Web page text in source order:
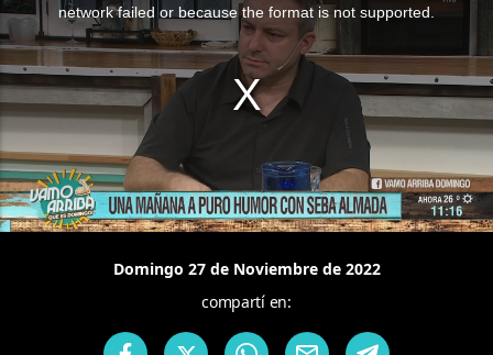
network failed or because the format is not supported.
Domingo 27 de Noviembre de 2022
compartí en: